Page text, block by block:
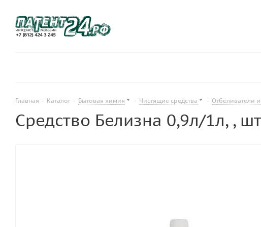
Главная - Каталог - Бытовая химия - Чистящие средства - Отбеливатели
Средство Белизна 0,9л/1л, , шт